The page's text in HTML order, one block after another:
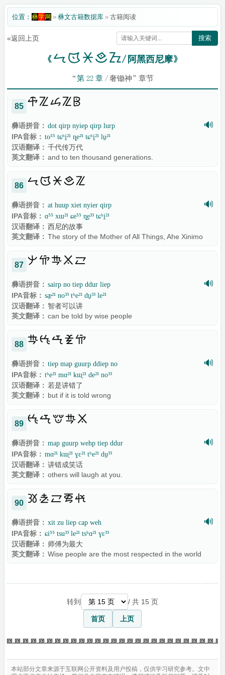
位置： 彝学网 » 彝文古籍数据库 » 古籍阅读
«返回上页 搜索
《 / 阿黑西尼摩》
“ 第 22 章/ 奢锄神” 章节
85 
彝语拼音： dot qirp nyiep qirp lurp 🔊
IPA音标： to⁵⁵ tɕʰi̠²¹ ȵe²¹ tɕʰi̠²¹ lu̠²¹
汉语翻译： 千代传万代
英文翻译： and to ten thousand generations.
86 
彝语拼音： at huup xiet nyier qirp 🔊
IPA音标： ɑ⁵⁵ xɯ²¹ ɕe⁵⁵ ȵe̠³³ tɕʰi̠²¹
汉语翻译： 西尼的故事
英文翻译： The story of the Mother of All Things, Ahe Xinimo
87 
彝语拼音： sairp no tiep ddur liep 🔊
IPA音标： sæ̠²¹ no³³ tʰe²¹ du̠³³ le²¹
汉语翻译： 智者可以讲
英文翻译： can be told by wise people
88 
彝语拼音： tiep map guurp ddiep no 🔊
IPA音标： tʰe²¹ mɑ²¹ kɯ̠²¹ de²¹ no³³
汉语翻译： 若是讲错了
英文翻译： but if it is told wrong
89 
彝语拼音： map guurp wehp tiep ddur 🔊
IPA音标： mɑ²¹ kɯ̠²¹ ɣɛ²¹ tʰe²¹ du̠³³
汉语翻译： 讲错成笑话
英文翻译： others will laugh at you.
90 
彝语拼音： xit zu liep cap weh 🔊
IPA音标： ɕi⁵⁵ tsu³³ le²¹ tsʰɑ²¹ ɣɛ³³
汉语翻译： 师傅为最大
英文翻译： Wise people are the most respected in the world
转到 / 共 15 页
首页 上页
本站部分文章来源于互联网公开资料及用户投稿，仅供学习研究参考。文中